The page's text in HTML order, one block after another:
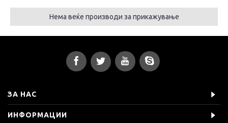
Нема веќе производи за прикажување
ЗА НАС
ИНФОРМАЦИИ